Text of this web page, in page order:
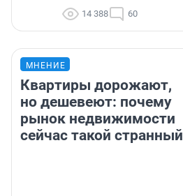
14 388 60
МНЕНИЕ
Квартиры дорожают,
но дешевеют: почему
рынок недвижимости
сейчас такой странный